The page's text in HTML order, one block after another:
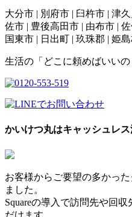
大分市 | 別府市 | 臼杵市 | 津
佐市 | 豊後高田市 | 由布市 |
国東市 | 日出町 | 玖珠郡 | 姫
生活の「どこに頼めばいい
かいけつ丸はキャッシュレ
お客様からご要望の多かっ
ました。
Squareの導入で訪問先や回
だけます。